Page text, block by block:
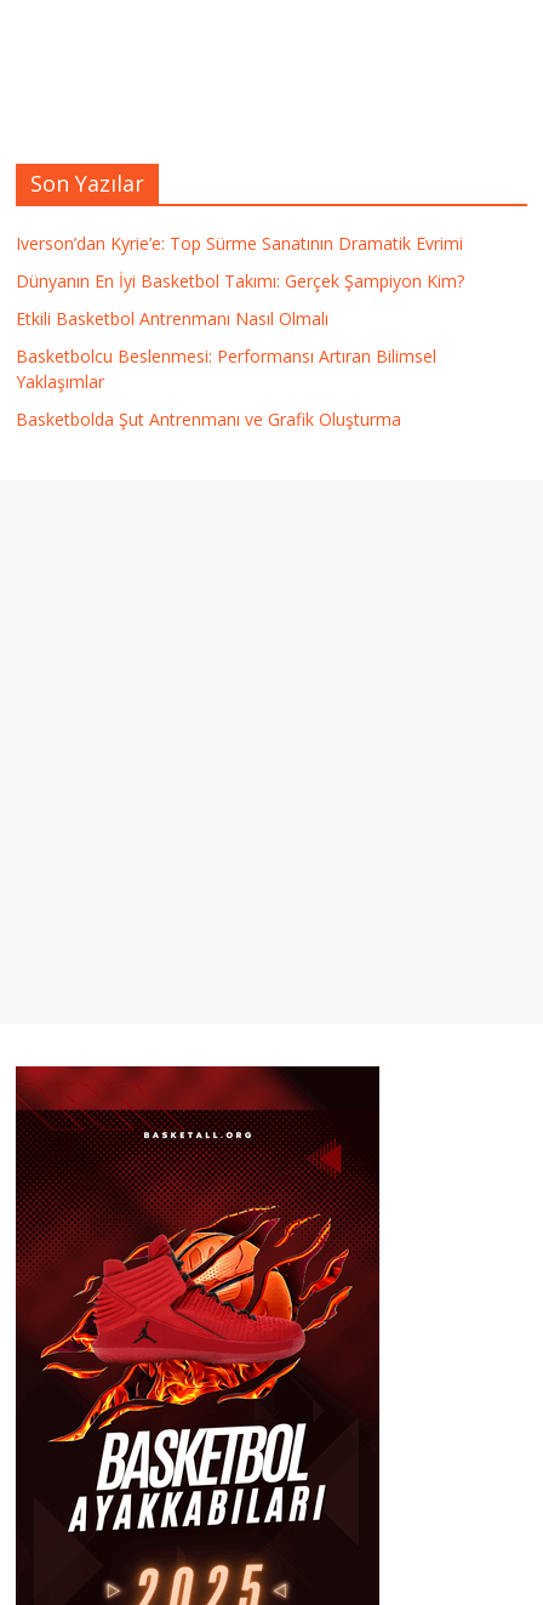
Son Yazılar
Iverson’dan Kyrie’e: Top Sürme Sanatının Dramatik Evrimi
Dünyanın En İyi Basketbol Takımı: Gerçek Şampiyon Kim?
Etkili Basketbol Antrenmanı Nasıl Olmalı
Basketbolcu Beslenmesi: Performansı Artıran Bilimsel
Yaklaşımlar
Basketbolda Şut Antrenmanı ve Grafik Oluşturma